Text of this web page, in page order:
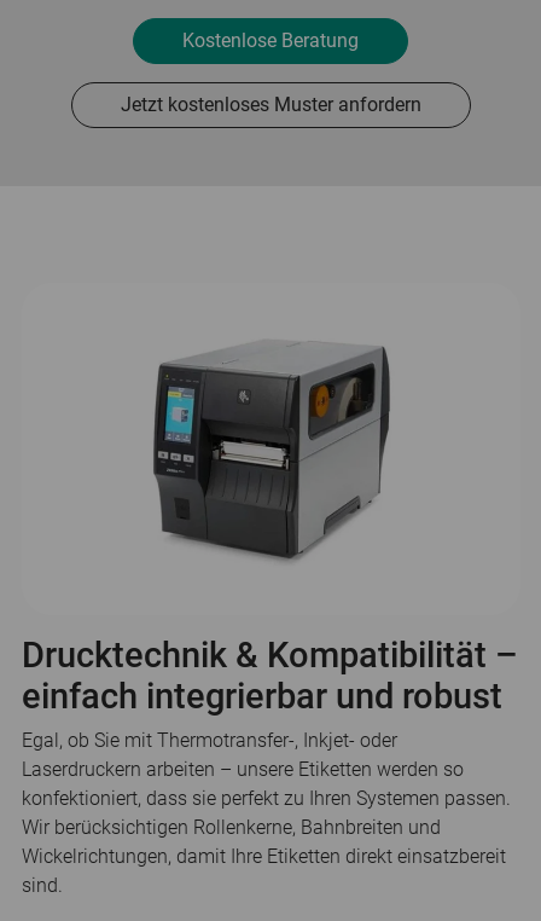
Kostenlose Beratung
Jetzt kostenloses Muster anfordern
Drucktechnik & Kompatibilität –
einfach integrierbar und robust
Egal, ob Sie mit Thermotransfer-, Inkjet- oder
Laserdruckern arbeiten – unsere Etiketten werden so
konfektioniert, dass sie perfekt zu Ihren Systemen passen.
Wir berücksichtigen Rollenkerne, Bahnbreiten und
Wickelrichtungen, damit Ihre Etiketten direkt einsatzbereit
sind.